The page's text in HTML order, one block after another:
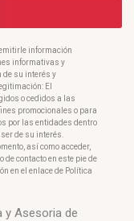
información
informativas y
de su interés y
El
o cedidos a las
promocionales o para
por las entidades dentro
de su interés.
así como acceder,
contacto en este pie de
en el enlace de Política
y Asesoria de